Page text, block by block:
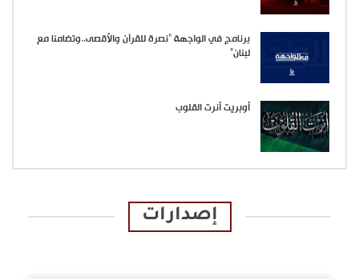
برنامج في الواجهة “نصرة للقرآن والأقصى..وتضامنا مع
لبنان”
أوبريت أنرت القلوب
إصدارات